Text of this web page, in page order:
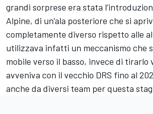
grandi sorprese era stata
Alpine, di un’ala posteriore che si
completamente diverso rispetto alle
utilizzava infatti un meccanismo che
mobile verso il basso, invece di tirarlo
avveniva con il vecchio DRS fino al
anche da diversi team per questa